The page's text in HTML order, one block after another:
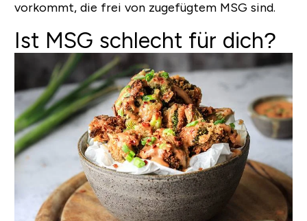
vorkommt, die frei von zugefügtem MSG sind.
Ist MSG schlecht für dich?